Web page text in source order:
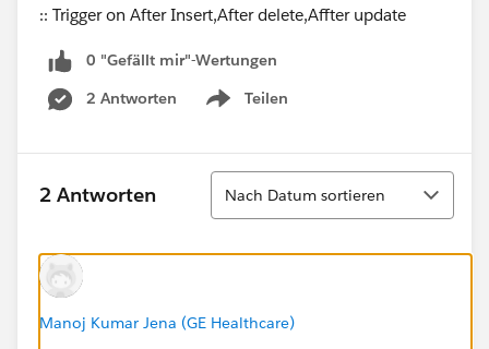
:: Trigger on After Insert,After delete,Affter update
0 "Gefällt mir"-Wertungen
2 Antworten
Teilen
Show menu
2 Antworten
Sortieren
Nach Datum sortieren
Manoj Kumar Jena (GE Healthcare)